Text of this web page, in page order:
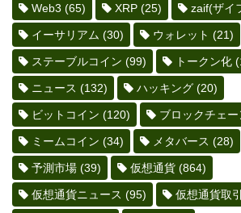
Web3 (65) XRP (25) zaif(ザイ
イーサリアム (30) ウォレット (21)
ステーブルコイン (99) トークン化
ニュース (132) ハッキング (20)
ビットコイン (120) ブロックチェー
ミームコイン (34) メタバース (28)
予測市場 (39) 仮想通貨 (864)
仮想通貨ニュース (95) 仮想通貨取